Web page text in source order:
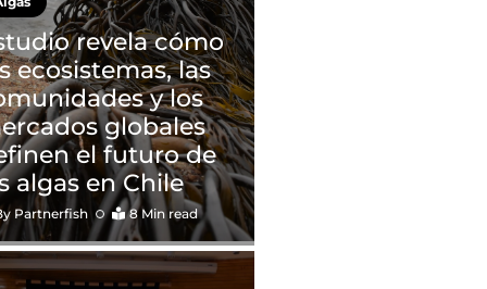
revela cómo
ecosistemas, las
y los
globales
el futuro de
algas en Chile
Partnerfish 8 Min read